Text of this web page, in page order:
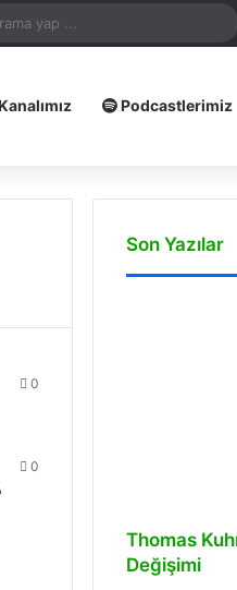
Uygulamamız
...
Podcastlerimiz
0
0
Son Yazılar
Thomas
Değişimi